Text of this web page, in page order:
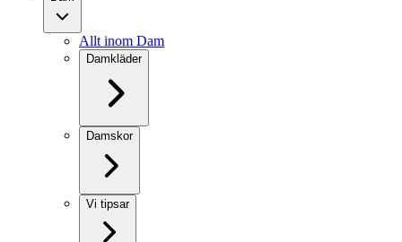
Allt inom Dam
Damkläder
Damskor
Vi tipsar